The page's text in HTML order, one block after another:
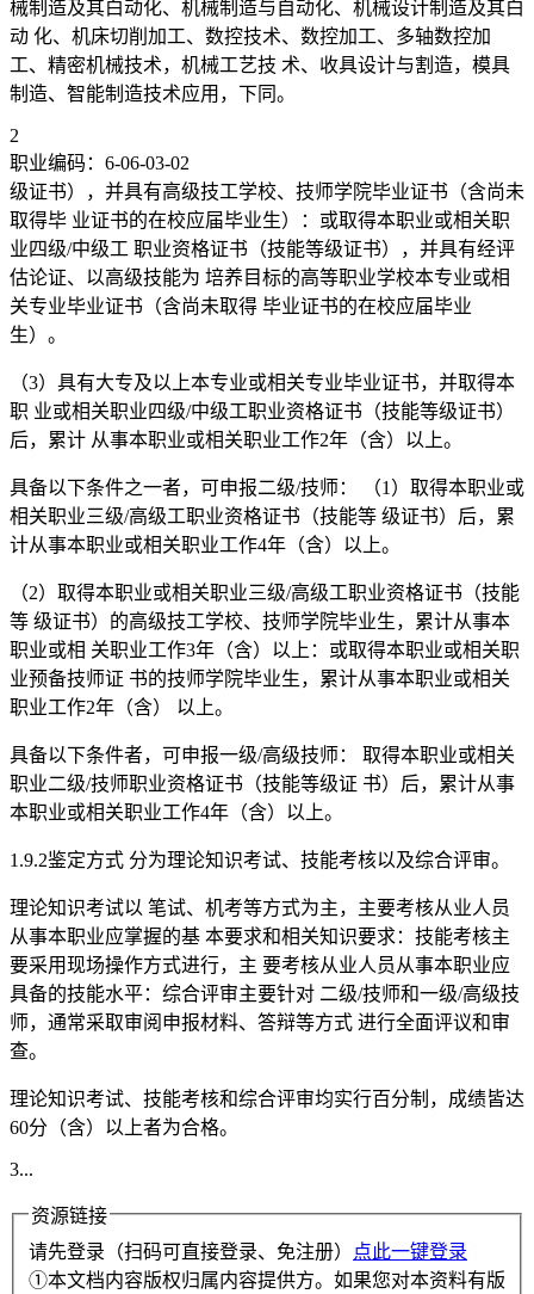
械制造及其白动化、机械制造与自动化、机械设计制造及其白
动 化、机床切削加工、数控技术、数控加工、多轴数控加
工、精密机械技术，机械工艺技 术、收具设计与割造，模具
制造、智能制造技术应用，下同。
2
职业编码：6-06-03-02
级证书），并具有高级技工学校、技师学院毕业证书（含尚未
取得毕 业证书的在校应届毕业生）：或取得本职业或相关职
业四级/中级工 职业资格证书（技能等级证书），并具有经评
估论证、以高级技能为 培养目标的高等职业学校本专业或相
关专业毕业证书（含尚未取得 毕业证书的在校应届毕业
生）。
（3）具有大专及以上本专业或相关专业毕业证书，并取得本
职 业或相关职业四级/中级工职业资格证书（技能等级证书）
后，累计 从事本职业或相关职业工作2年（含）以上。
具备以下条件之一者，可申报二级/技师： （1）取得本职业或
相关职业三级/高级工职业资格证书（技能等 级证书）后，累
计从事本职业或相关职业工作4年（含）以上。
（2）取得本职业或相关职业三级/高级工职业资格证书（技能
等 级证书）的高级技工学校、技师学院毕业生，累计从事本
职业或相 关职业工作3年（含）以上：或取得本职业或相关职
业预备技师证 书的技师学院毕业生，累计从事本职业或相关
职业工作2年（含） 以上。
具备以下条件者，可申报一级/高级技师： 取得本职业或相关
职业二级/技师职业资格证书（技能等级证 书）后，累计从事
本职业或相关职业工作4年（含）以上。
1.9.2鉴定方式 分为理论知识考试、技能考核以及综合评审。
理论知识考试以 笔试、机考等方式为主，主要考核从业人员
从事本职业应掌握的基 本要求和相关知识要求：技能考核主
要采用现场操作方式进行，主 要考核从业人员从事本职业应
具备的技能水平：综合评审主要针对 二级/技师和一级/高级技
师，通常采取审阅申报材料、答辩等方式 进行全面评议和审
查。
理论知识考试、技能考核和综合评审均实行百分制，成绩皆达
60分（含）以上者为合格。
3...
资源链接
请先登录（扫码可直接登录、免注册）
点此一键登录
①本文档内容版权归属内容提供方。如果您对本资料有版